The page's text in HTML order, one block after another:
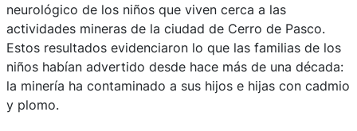
neurológico de los niños que viven cerca a las
actividades mineras de la ciudad de Cerro de Pasco.
Estos resultados evidenciaron lo que las familias de los
niños habían advertido desde hace más de una década:
la minería ha contaminado a sus hijos e hijas con cadmio
y plomo.